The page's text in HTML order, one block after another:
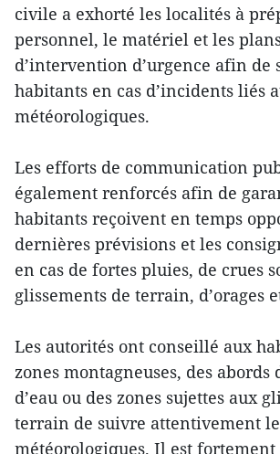
civile a exhorté les localités à
personnel, le matériel et les
d’intervention d’urgence afin de
habitants en cas d’incidents liés
météorologiques.
Les efforts de communication
également renforcés afin de
habitants reçoivent en temps
dernières prévisions et les
en cas de fortes pluies, de crues
glissements de terrain, d’orages
Les autorités ont conseillé aux
zones montagneuses, des abords
d’eau ou des zones sujettes aux
terrain de suivre attentivement
météorologiques. Il est